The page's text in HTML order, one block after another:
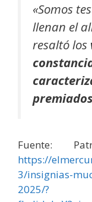
«Somos
llenan el
resaltó los
Fuente:
https://
3/insignias-
2025/?